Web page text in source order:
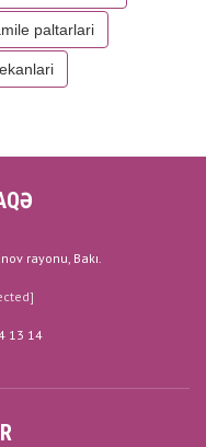
paltarlari
rayonu, Bakı.
13 14